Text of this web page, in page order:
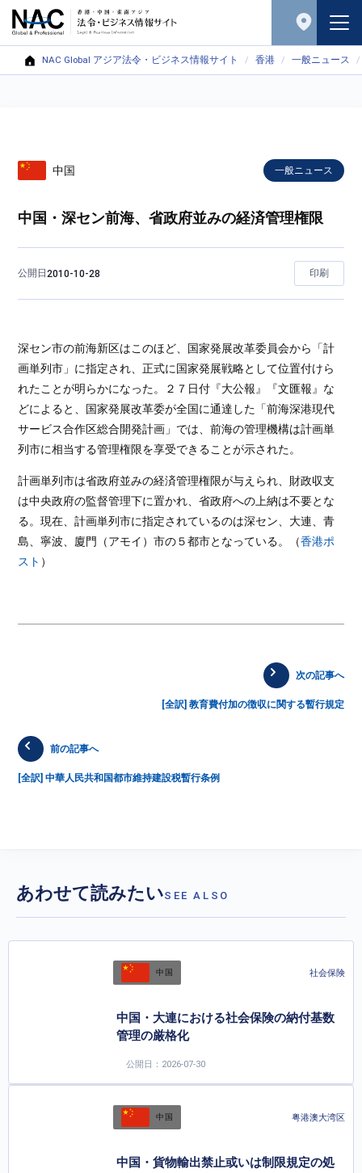
NAC Global アジア法令・ビジネス情報サイト 香港 一般ニュース
中国 一般ニュース
中国・深セン前海、省政府並みの経済管理権限
公開日2010-10-28 印刷
深セン市の前海新区はこのほど、国家発展改革委員会から「計
画単列市」に指定され、正式に国家発展戦略として位置付けら
れたことが明らかになった。２７日付『大公報』『文匯報』な
どによると、国家発展改革委が全国に通達した「前海深港現代
サービス合作区総合開発計画」では、前海の管理機構は計画単
列市に相当する管理権限を享受できることが示された。
計画単列市は省政府並みの経済管理権限が与えられ、財政収支
は中央政府の監督管理下に置かれ、省政府への上納は不要とな
る。現在、計画単列市に指定されているのは深セン、大連、青
島、寧波、廈門（アモイ）市の５都市となっている。（香港ポ
スト ）
次の記事へ
[全訳] 教育費付加の徴収に関する暫行規定
前の記事へ
[全訳] 中華人民共和国都市維持建設税暫行条例
あわせて読みたいSEE ALSO
中国 社会保険
中国・大連における社会保険の納付基数
管理の厳格化
公開日：2026-07-30
中国 粤港澳大湾区
中国・貨物輸出禁止或いは制限規定の処